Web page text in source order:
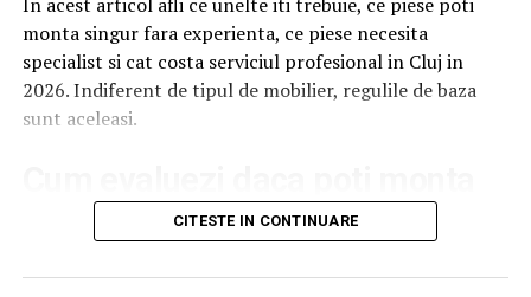
35g de fibre pe zi, pentru a susține sănătatea digestivă și
un tranzit echilibrat.
Și aici intervine o perspectivă esențială: microbiomul
intestinal. Studiile recente arată că persoanele care
favorabil sănătății digestive, imunitare și mentale. Acest
principiu a fost subliniat în cadrul proiectuluiAmerican
Gut Project, care a demonstrat legătura directă dintre
monta singur fara experienta, ce piese necesita
specialist si cat costa serviciul profesional in Cluj in
2026. Indiferent de tipul de mobilier, regulile de baza
sunt aceleasi.
singur sau ai nevoie de
specialist
CITESTE IN CONTINUARE